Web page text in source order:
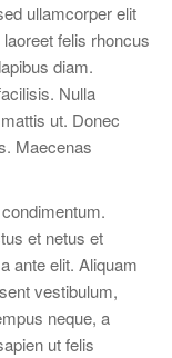
ullamcorper elit
felis rhoncus
diam.
Nulla
ut. Donec
Maecenas
et netus et
ante elit. Aliquam
vestibulum,
neque, a
ut felis